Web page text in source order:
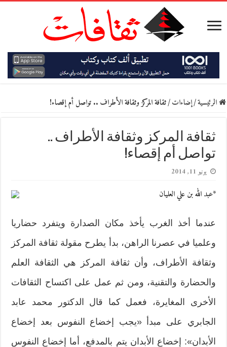
الرئيسية/إضاءات/ثقافة المركز وثقافة الأطراف .. تواصل أم إقصاء!
ثقافة المركز وثقافة الأطراف ..
تواصل أم إقصاء!
يونيو 11, 2014
*عبد الله بن علي العليان
عندما أخذ الغرب يأخذ مكان الصدارة ويتفرد حضاريا
وعلميا في عصرنا الراهن، بدأ يطرح مقولة ثقافة المركز
وثقافة الأطراف، وأن ثقافة المركز هي الثقافة العلم
والحضارة والتقنية، ومن ثم عمل على اكتساح الثقافات
الأخرى المغايرة، فعمل كما قال الدكتور محمد عابد
الجابري على مبدأ «يجب إخضاع النفوس بعد إخضاع
الأبدان»: إخضاع الأبدان يتم بالمدفع، أما إخضاع النفوس